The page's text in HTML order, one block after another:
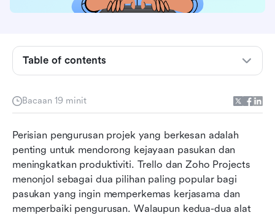
Bacaan 19 minit
Perisian pengurusan projek yang berkesan adalah
penting untuk mendorong kejayaan pasukan dan
meningkatkan produktiviti. Trello dan Zoho Projects
menonjol sebagai dua pilihan paling popular bagi
pasukan yang ingin memperkemas kerjasama dan
memperbaiki pengurusan. Walaupun kedua-dua alat
Table of contents
Perbandingan ciri Trello vs. Zoho Projects
Perbandingan harga Trello vs. Zoho Projects
Apa yang tidak disertakan dalam Trello dan
Zoho Projects